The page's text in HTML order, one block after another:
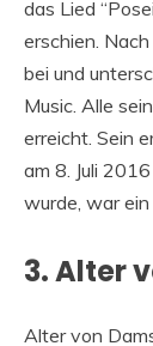
das Lied
erschien.
bei und
Music. Alle
erreicht. Sein
am 8. Juli
wurde, war ein
3. Alter
Alter von